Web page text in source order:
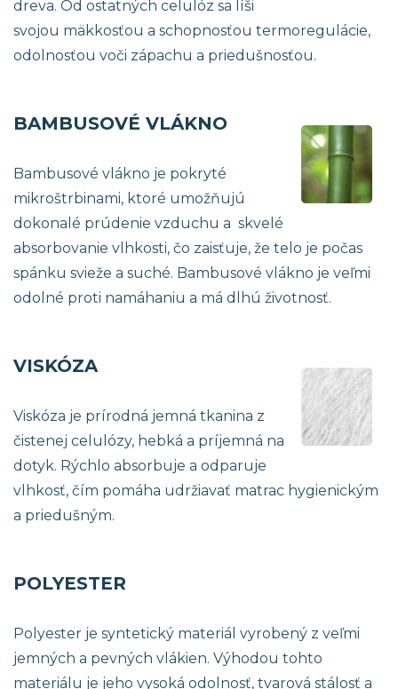
dreva. Od ostatných celulóz sa líši
svojou mäkkosťou a schopnosťou termoregulácie,
odolnosťou voči zápachu a priedušnosťou.
BAMBUSOVÉ VLÁKNO
Bambusové vlákno je pokryté
mikroštrbinami, ktoré umožňujú
dokonalé prúdenie vzduchu a skvelé
absorbovanie vlhkosti, čo zaisťuje, že telo je počas
spánku svieže a suché. Bambusové vlákno je veľmi
odolné proti namáhaniu a má dlhú životnosť.
VISKÓZA
Viskóza je prírodná jemná tkanina z
čistenej celulózy, hebká a príjemná na
dotyk. Rýchlo absorbuje a odparuje
vlhkosť, čím pomáha udržiavať matrac hygienickým
a priedušným.
POLYESTER
Polyester je syntetický materiál vyrobený z veľmi
jemných a pevných vlákien. Výhodou tohto
materiálu je jeho vysoká odolnosť, tvarová stálosť a